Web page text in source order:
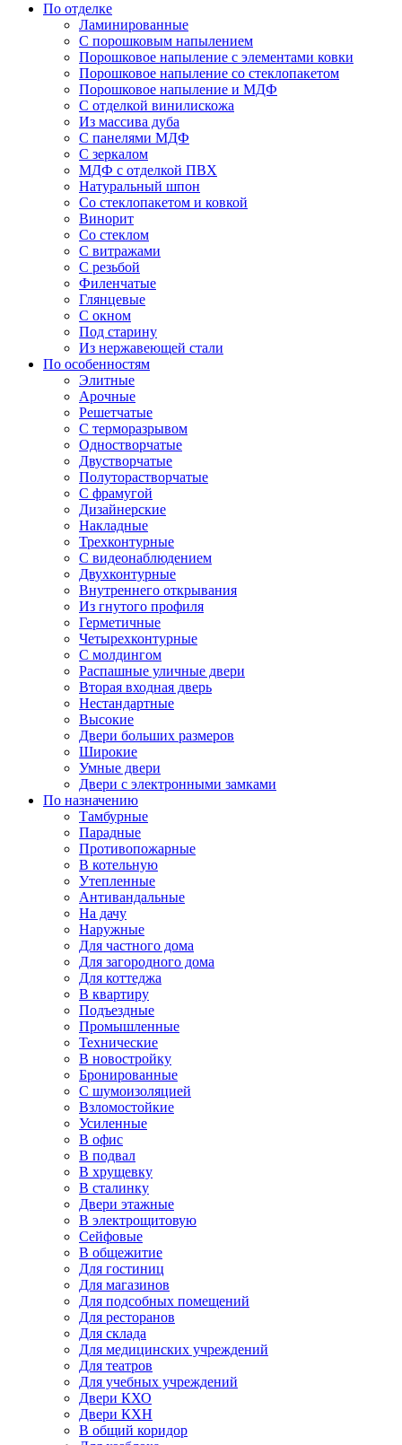
По отделке
Ламинированные
С порошковым напылением
Порошковое напыление с элементами ковки
Порошковое напыление со стеклопакетом
Порошковое напыление и МДФ
С отделкой винилискожа
Из массива дуба
С панелями МДФ
С зеркалом
МДФ с отделкой ПВХ
Натуральный шпон
Со стеклопакетом и ковкой
Винорит
Со стеклом
С витражами
С резьбой
Филенчатые
Глянцевые
С окном
Под старину
Из нержавеющей стали
По особенностям
Элитные
Арочные
Решетчатые
С терморазрывом
Одностворчатые
Двустворчатые
Полуторастворчатые
С фрамугой
Дизайнерские
Накладные
Трехконтурные
С видеонаблюдением
Двухконтурные
Внутреннего открывания
Из гнутого профиля
Герметичные
Четырехконтурные
С молдингом
Распашные уличные двери
Вторая входная дверь
Нестандартные
Высокие
Двери больших размеров
Широкие
Умные двери
Двери с электронными замками
По назначению
Тамбурные
Парадные
Противопожарные
В котельную
Утепленные
Антивандальные
На дачу
Наружные
Для частного дома
Для загородного дома
Для коттеджа
В квартиру
Подъездные
Промышленные
Технические
В новостройку
Бронированные
С шумоизоляцией
Взломостойкие
Усиленные
В офис
В подвал
В хрущевку
В сталинку
Двери этажные
В электрощитовую
Сейфовые
В общежитие
Для гостиниц
Для магазинов
Для подсобных помещений
Для ресторанов
Для склада
Для медицинских учреждений
Для театров
Для учебных учреждений
Двери КХО
Двери КХН
В общий коридор